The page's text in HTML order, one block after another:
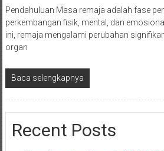
Pendahuluan Masa remaja adalah fase
perkembangan fisik, mental, dan
ini, remaja mengalami perubahan
organ
Baca selengkapnya
Recent Posts